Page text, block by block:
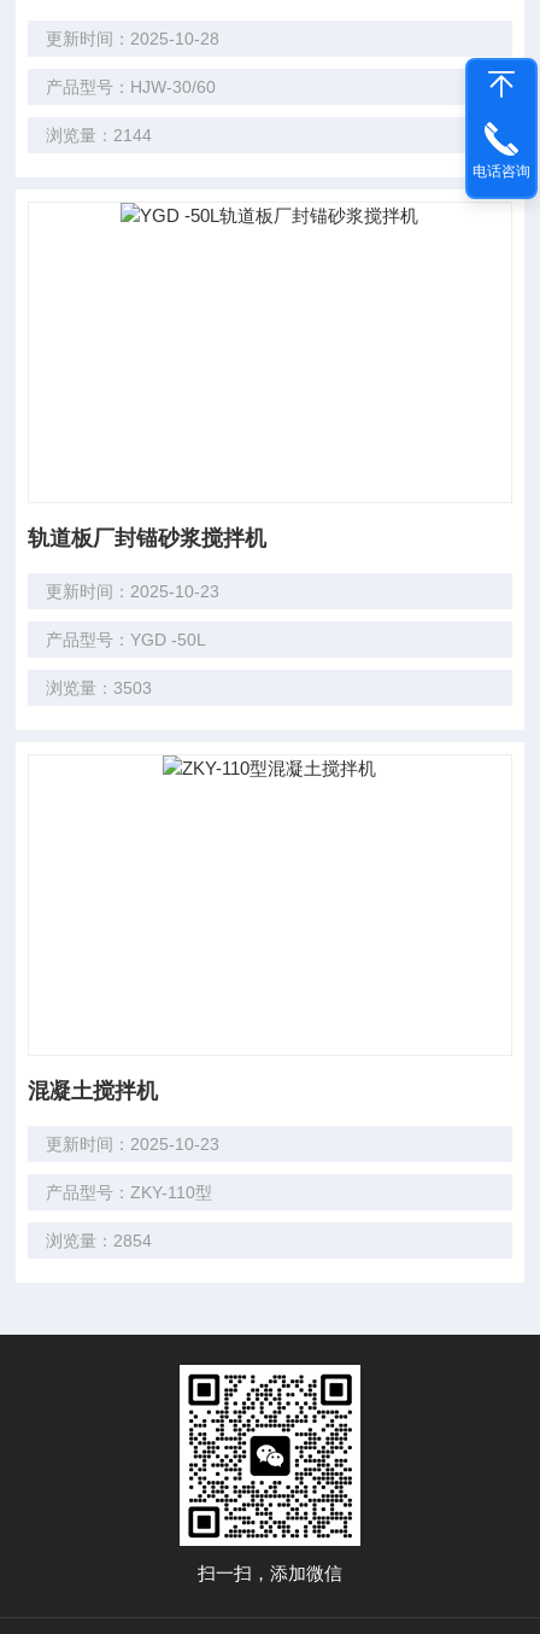
更新时间：2025-10-28
产品型号：HJW-30/60
浏览量：2144
轨道板厂封锚砂浆搅拌机
更新时间：2025-10-23
产品型号：YGD -50L
浏览量：3503
混凝土搅拌机
更新时间：2025-10-23
产品型号：ZKY-110型
浏览量：2854
扫一扫，添加微信
电话咨询